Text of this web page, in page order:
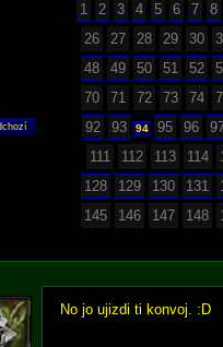
1 2 3 4 5 6 7 8
26
27 28 29 30
48
49 50 51 52
70
71 72 73 74
92
93 94 95 96
111
112 113 114
128
129 130 131
145
146 147 148
No jo ujizdi ti konvoj. :D